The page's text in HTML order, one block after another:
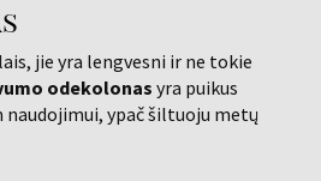
jie yra lengvesni ir ne tokie
odekolonasyra puikus
naudojimui, ypač šiltuoju metų